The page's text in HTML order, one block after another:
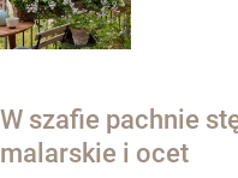
W szafie pachnie
malarskie i ocet